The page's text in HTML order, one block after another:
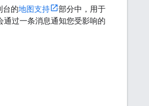
台的地图支持
部分中，用于
过一条消息通知您受影响的